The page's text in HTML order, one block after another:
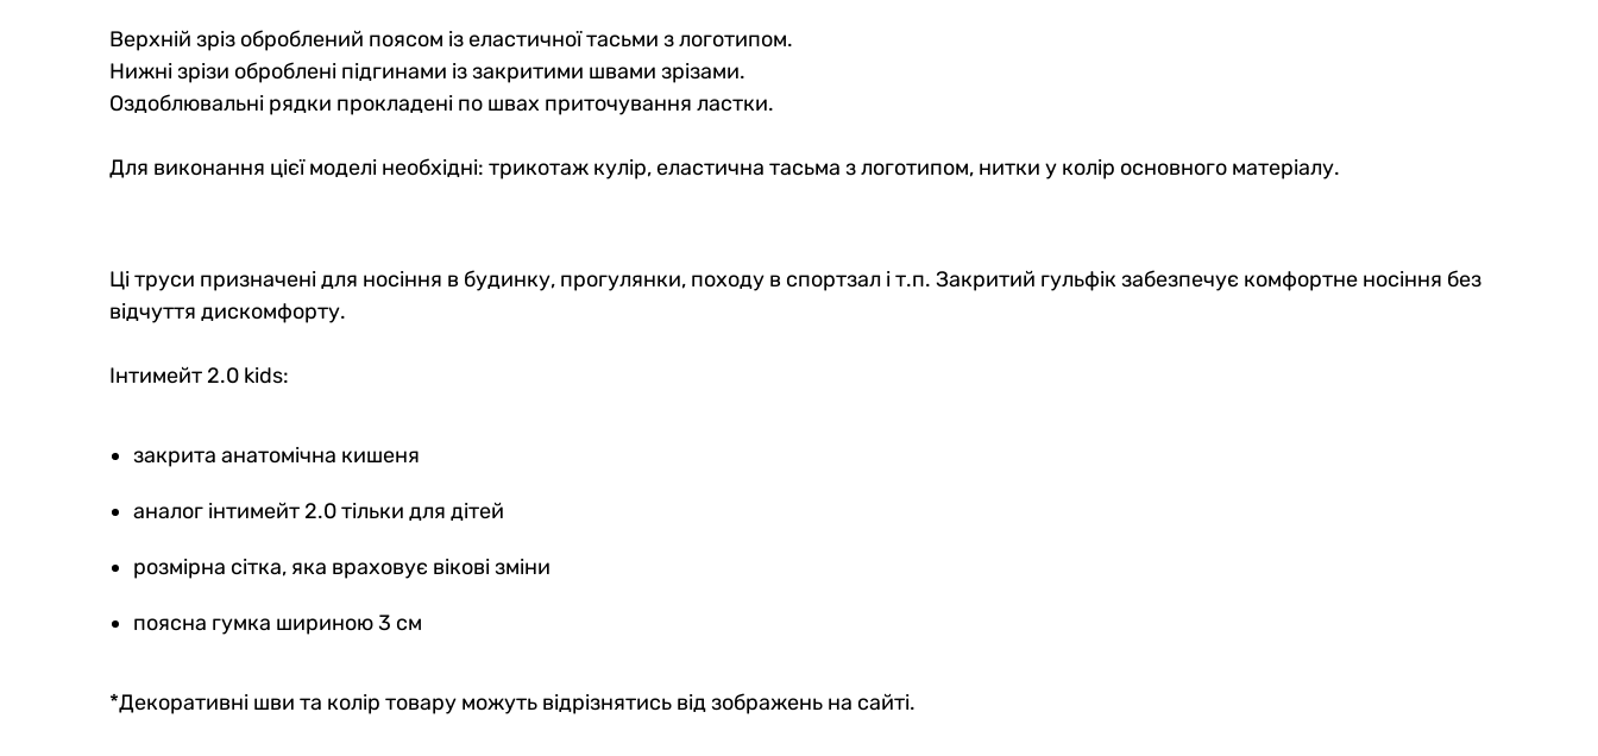
Верхній зріз оброблений поясом із еластичної тасьми з логотипом.
Нижні зрізи оброблені підгинами із закритими швами зрізами.
Оздоблювальні рядки прокладені по швах приточування ластки.
Для виконання цієї моделі необхідні: трикотаж кулір, еластична тасьма з логотипом, нитки у колір основного матеріалу.
Ці труси призначені для носіння в будинку, прогулянки, походу в спортзал і т.п. Закритий гульфік забезпечує комфортне носіння без
Інтимейт 2.0 kids:
закрита анатомічна кишеня
аналог інтимейт 2.0 тільки для дітей
розмірна сітка, яка враховує вікові зміни
поясна гумка шириною 3 см
*Декоративні шви та колір товару можуть відрізнятись від зображень на сайті.